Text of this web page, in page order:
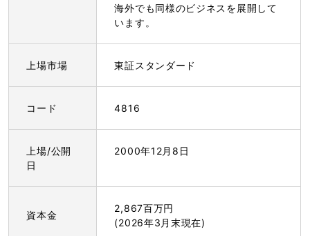
海外でも同様のビジネスを展開して
います。
上場市場 東証スタンダード
コード 4816
上場/公開
日
2000年12月8日
資本金
2,867百万円
(2026年3月末現在)